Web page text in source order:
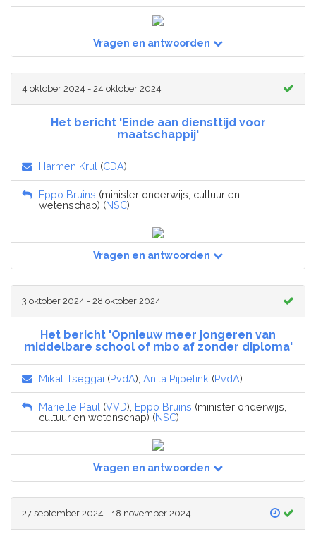
Vragen en antwoorden
4 oktober 2024 - 24 oktober 2024
Het bericht 'Einde aan diensttijd voor
maatschappij'
Harmen Krul (CDA)
Eppo Bruins (minister onderwijs, cultuur en
wetenschap) (NSC)
Vragen en antwoorden
3 oktober 2024 - 28 oktober 2024
Het bericht 'Opnieuw meer jongeren van
middelbare school of mbo af zonder diploma'
Mikal Tseggai (PvdA), Anita Pijpelink (PvdA)
Mariëlle Paul (VVD), Eppo Bruins (minister onderwijs,
cultuur en wetenschap) (NSC)
Vragen en antwoorden
27 september 2024 - 18 november 2024